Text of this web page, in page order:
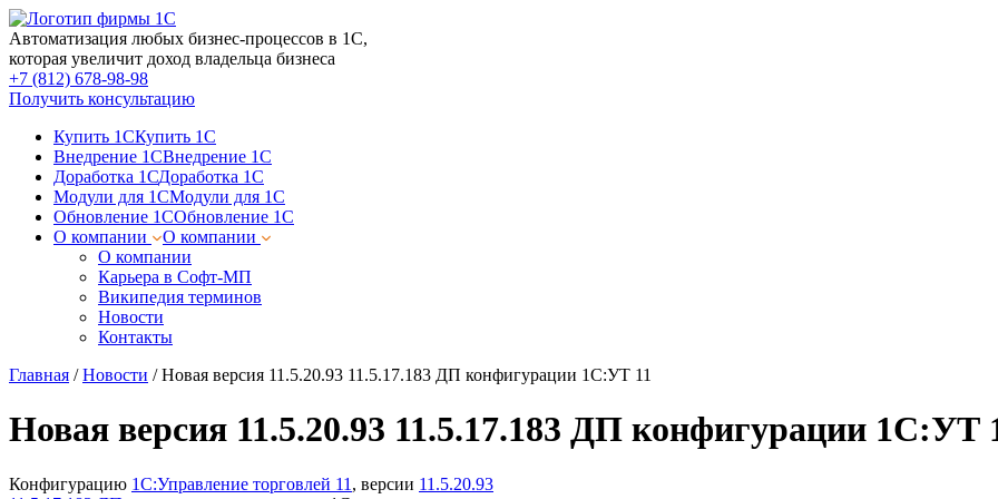
Автоматизация любых бизнес-процессов в 1С,
которая увеличит доход владельца бизнеса
+7 (812) 678-98-98
Получить консультацию
Купить 1СКупить 1С
Внедрение 1СВнедрение 1С
Доработка 1СДоработка 1С
Модули для 1СМодули для 1С
Обновление 1СОбновление 1С
О компании
О компании
О компании
Карьера в Софт-МП
Википедия терминов
Новости
Контакты
Главная /Новости /Новая версия 11.5.20.93 11.5.17.183 ДП конфигурации 1С:УТ 11
Новая версия 11.5.20.93 11.5.17.183 ДП конфигурации 1С:УТ
Конфигурацию 1С:Управление торговлей 11 , версии 11.5.20.93